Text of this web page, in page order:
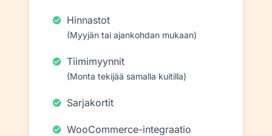
Hinnastot
(Myyjän tai ajankohdan mukaan)
Tiimimyynnit
(Monta tekijää samalla kuitilla)
Sarjakortit
WooCommerce-integraatio